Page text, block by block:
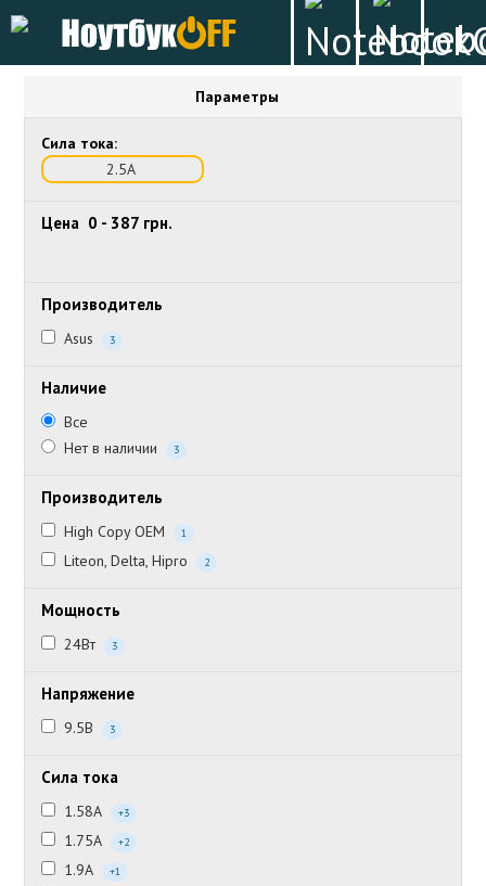
Параметры
Сила тока:
2.5А
Цена 0 - 387 грн.
Производитель
Asus 3
Наличие
Все
Нет в наличии
3
Производитель
High Copy OEM 1
Liteon, Delta, Hipro 2
Мощность
24Вт 3
Напряжение
9.5В 3
Сила тока
1.58А +3
1.75А +2
1.9А +1